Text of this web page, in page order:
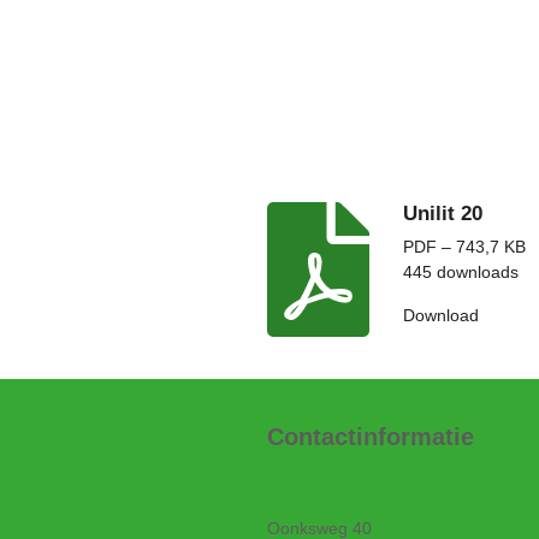
Unilit 20
PDF – 743,7 KB
445 downloads
Download
Contactinformatie
Oonksweg 40